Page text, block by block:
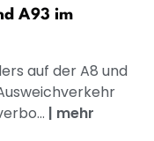
A93 im
auf der A8 und
| mehr